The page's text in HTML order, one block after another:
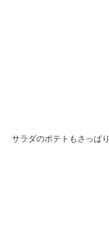
サラダのポテトもさっぱ